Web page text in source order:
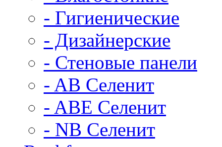
- Гигиенические
- Дизайнерские
- Стеновые панели
- AB Селенит
- ABE Селенит
- NB Селенит